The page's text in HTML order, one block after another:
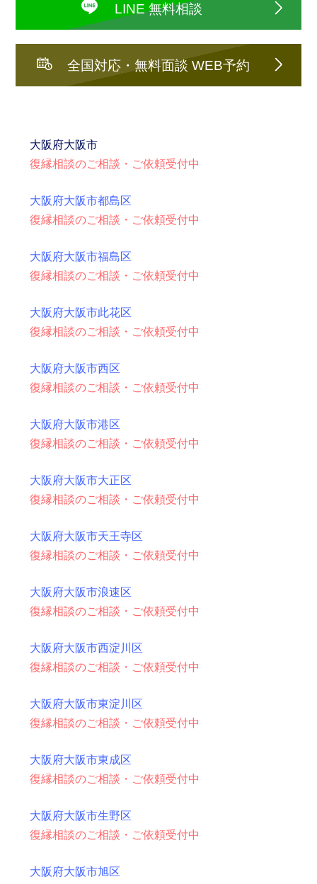
LINE 無料相談
全国対応・無料面談 WEB予約
大阪府大阪市
復縁相談のご相談・ご依頼受付中
大阪府大阪市都島区
復縁相談のご相談・ご依頼受付中
大阪府大阪市福島区
復縁相談のご相談・ご依頼受付中
大阪府大阪市此花区
復縁相談のご相談・ご依頼受付中
大阪府大阪市西区
復縁相談のご相談・ご依頼受付中
大阪府大阪市港区
復縁相談のご相談・ご依頼受付中
大阪府大阪市大正区
復縁相談のご相談・ご依頼受付中
大阪府大阪市天王寺区
復縁相談のご相談・ご依頼受付中
大阪府大阪市浪速区
復縁相談のご相談・ご依頼受付中
大阪府大阪市西淀川区
復縁相談のご相談・ご依頼受付中
大阪府大阪市東淀川区
復縁相談のご相談・ご依頼受付中
大阪府大阪市東成区
復縁相談のご相談・ご依頼受付中
大阪府大阪市生野区
復縁相談のご相談・ご依頼受付中
大阪府大阪市旭区